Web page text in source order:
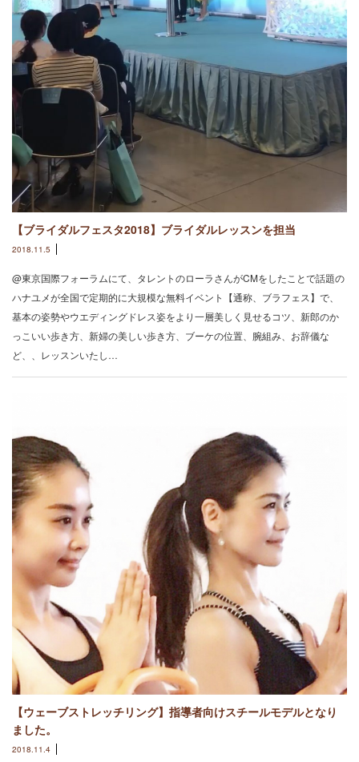
【ブライダルフェスタ2018】ブライダルレッスンを担当
2018.11.5
@東京国際フォーラムにて、タレントのローラさんがCMをしたことで話題の
ハナユメが全国で定期的に大規模な無料イベント【通称、ブラフェス】で、
基本の姿勢やウエディングドレス姿をより一層美しく見せるコツ、新郎のか
っこいい歩き方、新婦の美しい歩き方、ブーケの位置、腕組み、お辞儀な
ど、、レッスンいたし…
【ウェーブストレッチリング】指導者向けスチールモデルとなり
ました。
2018.11.4